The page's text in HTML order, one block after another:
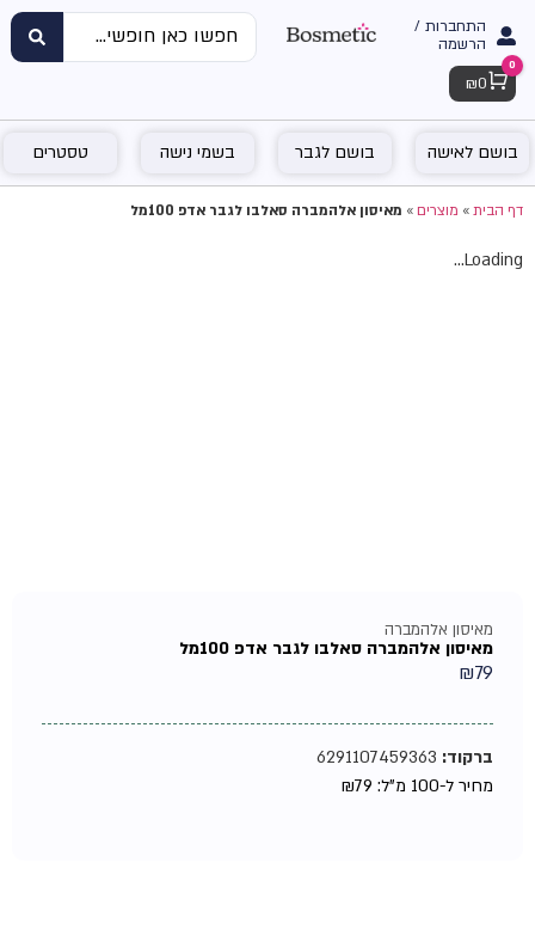
התחברות /
הרשמה
Cart
0
₪ 0
בושם לאישה בושם לגבר בשמי נישה טסטרים
דף הבית»מוצרים»מאיסון אלהמברה סאלבו לגבר אדפ 100מל
Loading...
מאיסון אלהמברה
מאיסון אלהמברה סאלבו לגבר אדפ 100מל
₪79
ברקוד:6291107459363
מחיר ל-100 מ"ל:
₪79